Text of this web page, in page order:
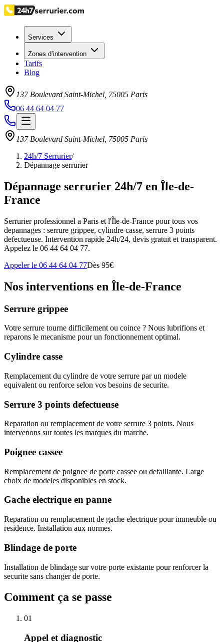
Services
Zones d’intervention
Tarifs
Blog
137 Boulevard Saint-Michel 75005 Paris
06 44 64 04 77
137 Boulevard Saint-Michel 75005 Paris
24h/7 Serrurier/
Dépannage serrurier
Dépannage serrurier 24h/7 en Île-de-
France
Serrurier professionnel a Paris et l'Île-de-France pour tous vos
depannages : serrure grippee, cylindre casse, serrure 3 points
defectueuse. Intervention rapide 24h/24, devis gratuit et transparent.
Appelez le 06 44 64 04 77.
Appeler le 06 44 64 04 77Dès 95€
Nos interventions en Île-de-France
Serrure grippee
Votre serrure tourne difficilement ou coince ? Nous lubrifions et
reparons le mecanisme pour un fonctionnement optimal.
Cylindre casse
Remplacement du cylindre de votre serrure par un modele
equivalent ou renforce selon vos besoins de securite.
Serrure 3 points defectueuse
Reparation ou remplacement de votre serrure 3 points. Nous
intervenons sur toutes les marques du marche.
Poignee cassee
Remplacement de poignee de porte cassee ou defaillante. Large
choix de modeles disponibles en stock.
Gache electrique en panne
Reparation ou remplacement de gache electrique pour immeuble ou
residence. Installation aux normes.
Blindage de porte
Installation de blindage sur votre porte existante pour renforcer la
securite sans changer de porte.
Comment ça se passe
01
Appel et diagnostic